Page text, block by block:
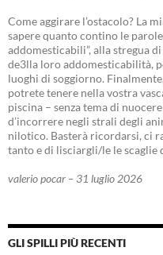
Come aggirare l’ostacolo? La
sapere quanto contino le
addomesticabili”, alla stregua
de3lla loro addomesticabilità,
luoghi di soggiorno.
potrete tenere nella vostra
piscina – senza tema di
d’incorrere negli strali degli
nilotico. Basterà ricordarsi, ci
tanto e di lisciargli/le le scaglie
valerio pocar – 31 luglio 2026
GLI SPILLI PIÙ RECENTI